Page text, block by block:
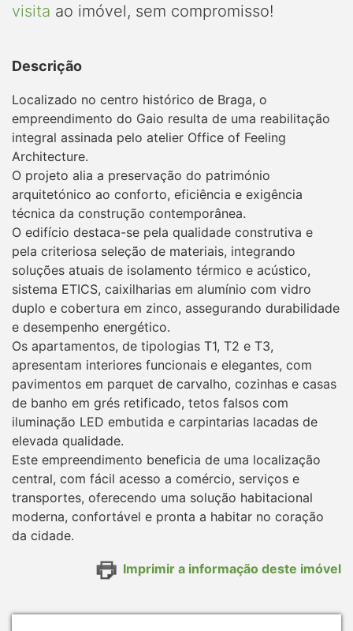
visita ao imóvel, sem compromisso!
Descrição
Localizado no centro histórico de Braga, o
empreendimento do Gaio resulta de uma reabilitação
integral assinada pelo atelier Office of Feeling
Architecture.
O projeto alia a preservação do património
arquitetónico ao conforto, eficiência e exigência
técnica da construção contemporânea.
O edifício destaca-se pela qualidade construtiva e
pela criteriosa seleção de materiais, integrando
soluções atuais de isolamento térmico e acústico,
sistema ETICS, caixilharias em alumínio com vidro
duplo e cobertura em zinco, assegurando durabilidade
e desempenho energético.
Os apartamentos, de tipologias T1, T2 e T3,
apresentam interiores funcionais e elegantes, com
pavimentos em parquet de carvalho, cozinhas e casas
de banho em grés retificado, tetos falsos com
iluminação LED embutida e carpintarias lacadas de
elevada qualidade.
Este empreendimento beneficia de uma localização
central, com fácil acesso a comércio, serviços e
transportes, oferecendo uma solução habitacional
moderna, confortável e pronta a habitar no coração
da cidade.
Imprimir a informação deste imóvel